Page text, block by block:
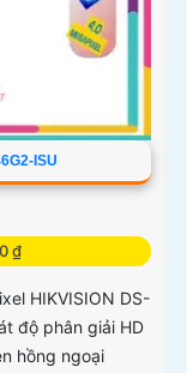
ISU
₫
HIKVISION DS-
độ phân giải HD
hồng ngoại